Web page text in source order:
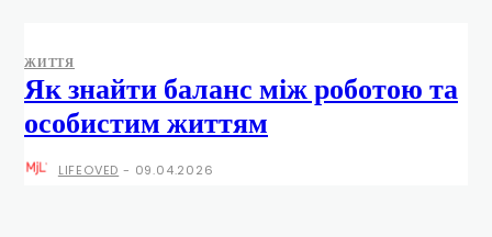
ЖИТТЯ
Як знайти баланс між роботою та
особистим життям
LIFEOVED - 09.04.2026